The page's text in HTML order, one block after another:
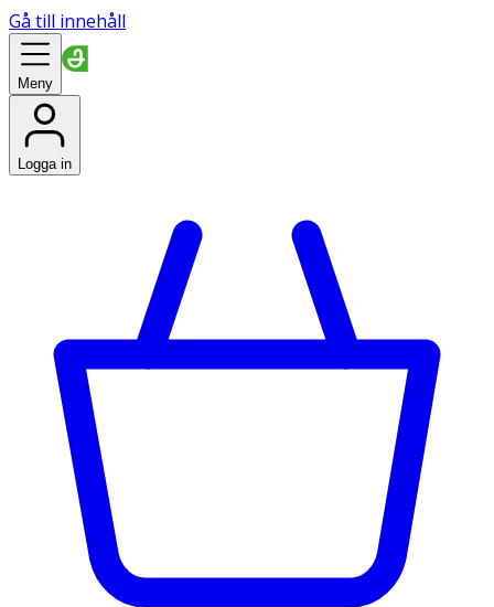
Gå till innehåll
Meny
Logga in